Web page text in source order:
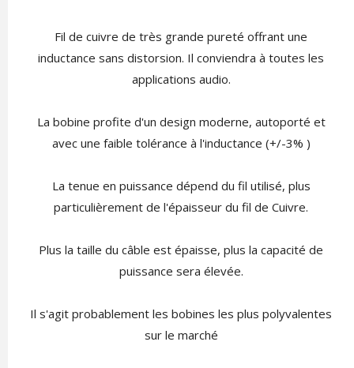
Fil de cuivre de très grande pureté offrant une
inductance sans distorsion. Il conviendra à toutes les
applications audio.
La bobine profite d'un design moderne, autoporté et
avec une faible tolérance à l'inductance (+/-3% )
La tenue en puissance dépend du fil utilisé, plus
particulièrement de l'épaisseur du fil de Cuivre.
Plus la taille du câble est épaisse, plus la capacité de
puissance sera élevée.
Il s'agit probablement les bobines les plus polyvalentes
sur le marché